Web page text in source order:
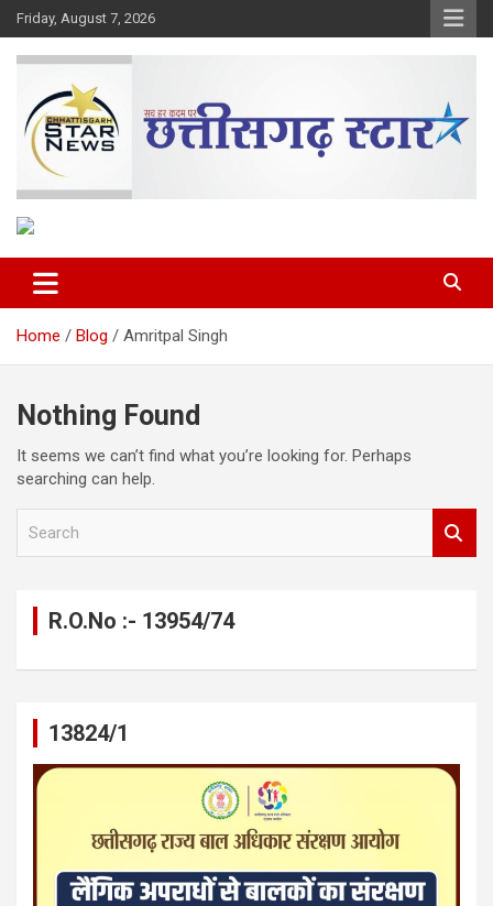
Skip
to
content
Friday, August 7, 2026
Chhattisgarh Star
Home Blog Amritpal Singh
Nothing Found
It seems we can’t find what you’re looking for. Perhaps
searching can help.
R.O.No :- 13954/74
13824/1